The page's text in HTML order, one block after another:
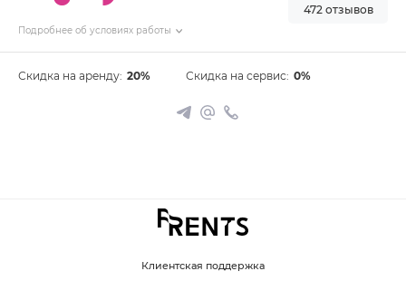
Подробнее об условиях работы
472 отзывов
Скидка на аренду: 20% Скидка на сервис: 0%
Клиентская поддержка